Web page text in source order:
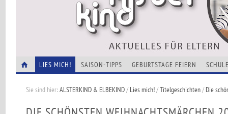
LIES MICH! SAISON-TIPPS GEBURTSTAGE FEIERN
Sie sind hier:ALSTERKIND & ELBEKIND/Lies mich!/Titelgeschichten/Die